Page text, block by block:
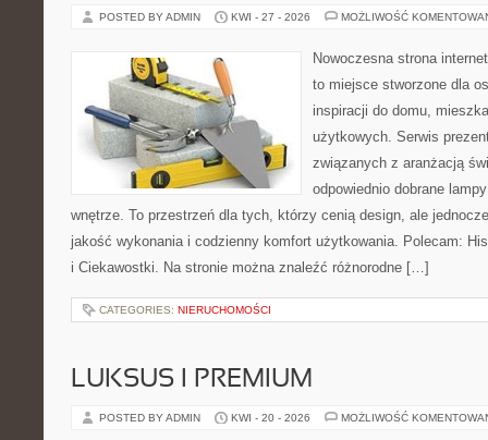
POSTED BY ADMIN KWI - 27 - 2026 MOŻLIWOŚĆ
Nowoczesna strona
to miejsce stworzone dla
inspiracji do domu,
użytkowych. Serwis
związanych z aranżacją
odpowiednio dobrane
wnętrze. To przestrzeń dla tych, którzy cenią design, ale
jakość wykonania i codzienny komfort użytkowania. Polecam:
i Ciekawostki. Na stronie można znaleźć różnorodne […]
CATEGORIES: NIERUCHOMOŚCI
LUKSUS I PREMIUM
POSTED BY ADMIN KWI - 20 - 2026 MOŻLIWOŚĆ